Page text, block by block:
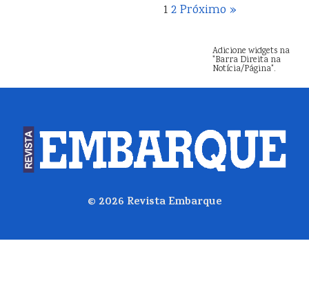
12Próximo »
Adicione widgets na
"Barra Direita na
Notícia/Página".
© 2026 Revista Embarque